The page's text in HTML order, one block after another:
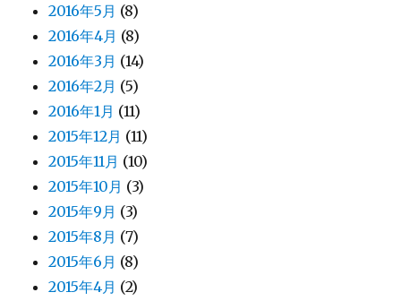
2016年5月 (8)
2016年4月 (8)
2016年3月 (14)
2016年2月 (5)
2016年1月 (11)
2015年12月 (11)
2015年11月 (10)
2015年10月 (3)
2015年9月 (3)
2015年8月 (7)
2015年6月 (8)
2015年4月 (2)